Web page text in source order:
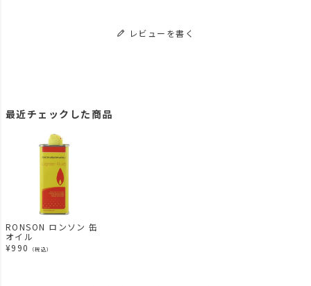
レビューを書く
最近チェックした商品
RONSON ロンソン 缶
オイル
¥990 （税込）